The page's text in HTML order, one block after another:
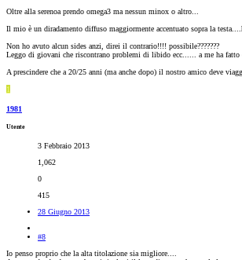
Oltre alla serenoa prendo omega3 ma nessun minox o altro...
Il mio è un diradamento diffuso maggiormente accentuato sopra la
Non ho avuto alcun sides anzi, direi il contrario!!!! possibile???????
Leggo di giovani che riscontrano problemi di libido ecc...... a me ha
A prescindere che a 20/25 anni (ma anche dopo) il nostro amico deve
1
1981
Utente
3 Febbraio 2013
1,062
0
415
28 Giugno 2013
#8
Io penso proprio che la alta titolazione sia migliore....